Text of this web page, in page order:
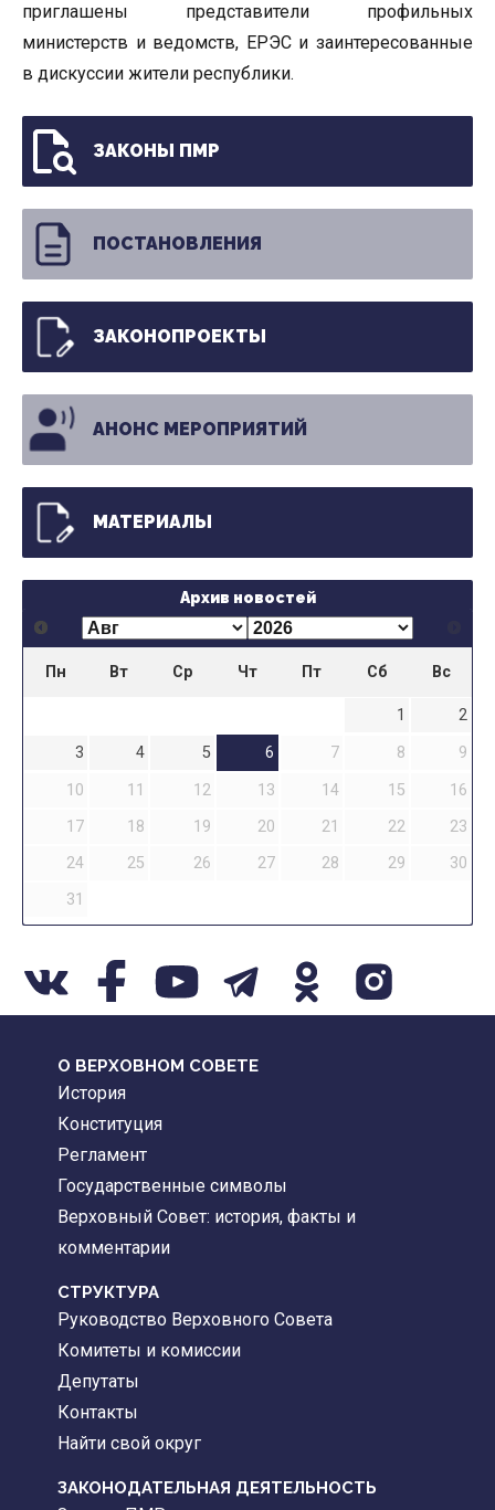
приглашены представители профильных
министерств и ведомств, ЕРЭС и заинтересованные
в дискуссии жители республики.
ЗАКОНЫ ПМР
ПОСТАНОВЛЕНИЯ
ЗАКОНОПРОЕКТЫ
АНОНС МЕРОПРИЯТИЙ
МАТЕРИАЛЫ
Архив новостей
Пн Вт Ср Чт Пт Сб Вс
1
2
3
4 5 6 7 8
9
10
11 12 13 14 15
16
17
18 19 20 21 22
23
24
25 26 27 28 29
30
31
О ВЕРХОВНОМ СОВЕТЕ
История
Конституция
Регламент
Государственные символы
Верховный Совет: история, факты и
комментарии
CТРУКТУРА
Руководство Верховного Совета
Комитеты и комиссии
Депутаты
Контакты
Найти свой округ
ЗАКОНОДАТЕЛЬНАЯ ДЕЯТЕЛЬНОСТЬ